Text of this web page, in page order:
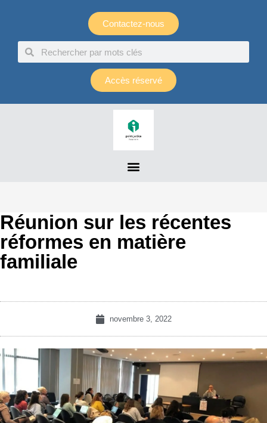
Contactez-nous
Accès réservé
Réunion sur les récentes
réformes en matière
familiale
novembre 3, 2022